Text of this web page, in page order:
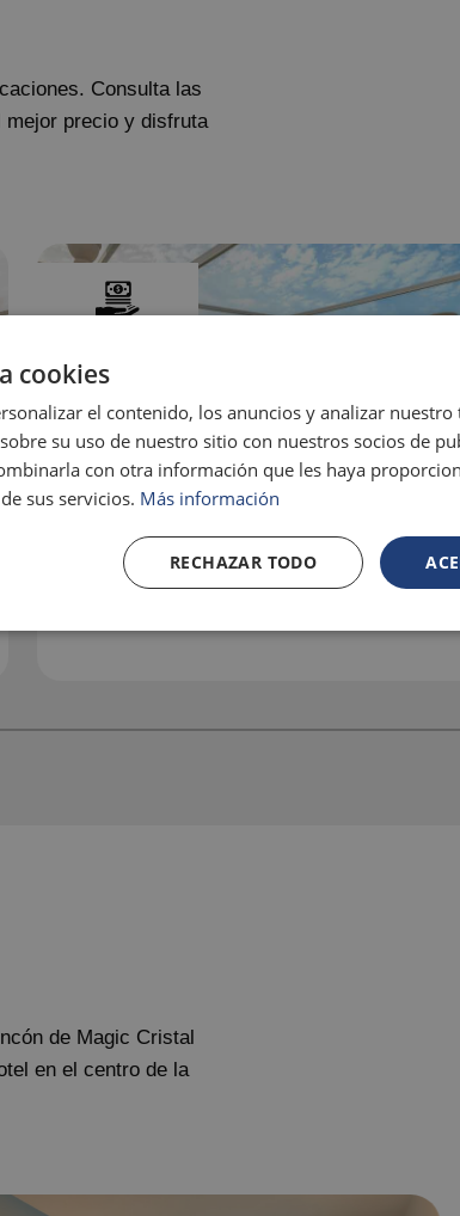
Consulta las
mejor precio y disfruta
¡RESERVA Y AHORRA YA!
de Magic Cristal
en el centro de la
cookies
el contenido, los anuncios y analizar nuestro
su uso de nuestro sitio con nuestros socios de
con otra información que les haya
sus servicios. Más información
RECHAZAR TODO